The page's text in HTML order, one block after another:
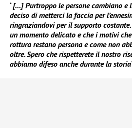
“[…] Purtroppo le persone cambiano e
deciso di metterci la faccia per
ringraziandovi per il supporto
un momento delicato e che i motivi
rottura restano persona e come non
oltre. Spero che rispetterete il nostro
abbiamo difeso anche durante la storia